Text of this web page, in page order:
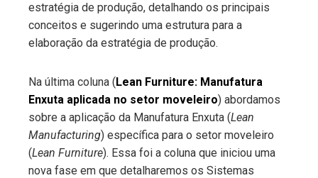
estratégia de produção, detalhando os principais
conceitos e sugerindo uma estrutura para a
elaboração da estratégia de produção.
Na última coluna (Lean Furniture: Manufatura
Enxuta aplicada no setor moveleiro) abordamos
sobre a aplicação da Manufatura Enxuta (Lean
Manufacturing) específica para o setor moveleiro
(Lean Furniture). Essa foi a coluna que iniciou uma
nova fase em que detalharemos os Sistemas